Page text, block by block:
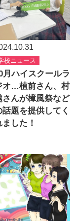
校ニュース
月ハイスクールラ
オ…植前さん、村
さんが樟風祭など
話題を提供してく
ました！